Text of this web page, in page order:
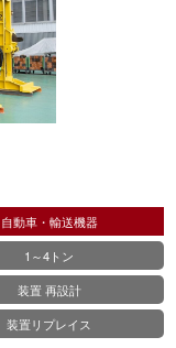
自動車・輸送機器
1～4トン
装置 再設計
装置リプレイス